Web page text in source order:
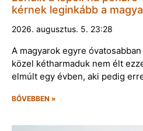
kérnek leginkább a
2026. augusztus. 5. 23:28
A magyarok egyre
közel kétharmaduk nem élt
elmúlt egy évben, aki pedig
BŐVEBBEN »